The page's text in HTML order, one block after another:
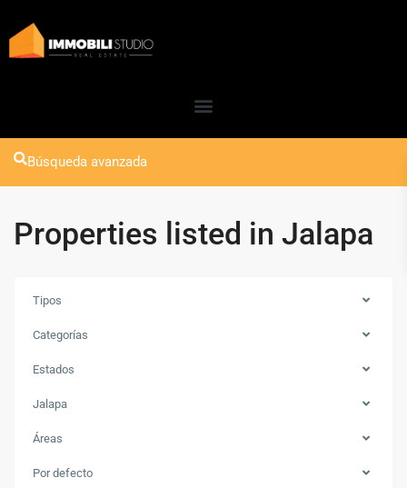
Búsqueda avanzada
Properties listed in Jalapa
Tipos
Categorías
Estados
Jalapa
Áreas
Por defecto